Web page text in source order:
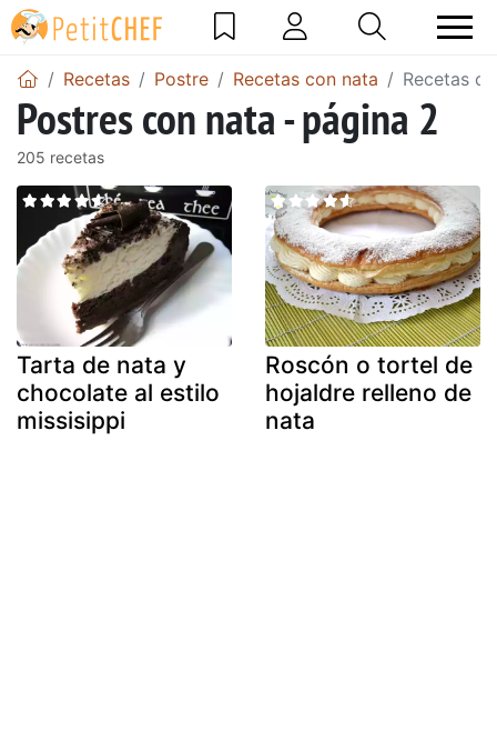
Recetas Postre Recetas con nata Recetas
Postres con nata - página 2
205 recetas
Tarta de nata y
chocolate al estilo
missisippi
Roscón o tortel de
hojaldre relleno de
nata